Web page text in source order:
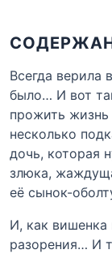
Всегда верила
было… И вот
прожить
несколько
дочь, которая
злюка,
её сынок-
И, как
разорения… И